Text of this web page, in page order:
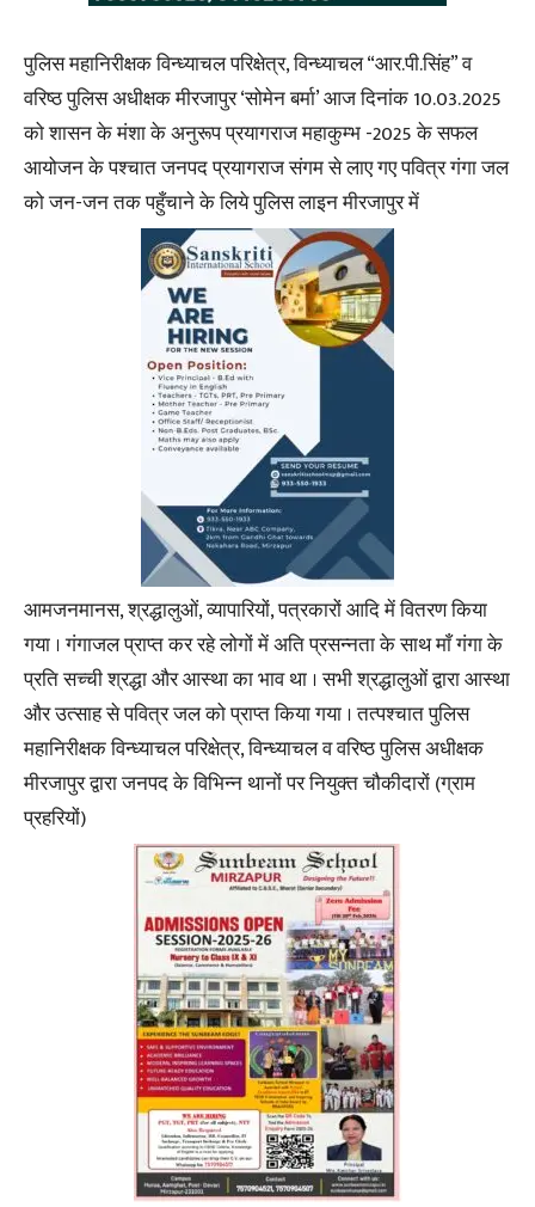
पुलिस महानिरीक्षक विन्ध्याचल परिक्षेत्र, विन्ध्याचल “आर.पी.सिंह” व
वरिष्ठ पुलिस अधीक्षक मीरजापुर ‘सोमेन बर्मा’ आज दिनांक 10.03.2025
को शासन के मंशा के अनुरूप प्रयागराज महाकुम्भ -2025 के सफल
आयोजन के पश्चात जनपद प्रयागराज संगम से लाए गए पवित्र गंगा जल
को जन-जन तक पहुँचाने के लिये पुलिस लाइन मीरजापुर में
आमजनमानस, श्रद्धालुओं, व्यापारियों, पत्रकारों आदि में वितरण किया
गया । गंगाजल प्राप्त कर रहे लोगों में अति प्रसन्नता के साथ माँ गंगा के
प्रति सच्ची श्रद्धा और आस्था का भाव था । सभी श्रद्धालुओं द्वारा आस्था
और उत्साह से पवित्र जल को प्राप्त किया गया । तत्पश्चात पुलिस
महानिरीक्षक विन्ध्याचल परिक्षेत्र, विन्ध्याचल व वरिष्ठ पुलिस अधीक्षक
मीरजापुर द्वारा जनपद के विभिन्न थानों पर नियुक्त चौकीदारों (ग्राम
प्रहरियों)